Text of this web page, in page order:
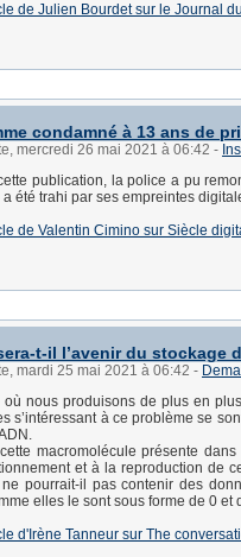
de Julien Bourdet sur le Journal
condamné à 13 ans de
mercredi 26 mai 2021 à 06:42 -
publication, la police a pu
a été trahi par ses empreintes
de Valentin Cimino sur Siècle
t-il l’avenir du stockage
mardi 25 mai 2021 à 06:42 -
où nous produisons de plus en
s’intéressant à ce problème se
macromolécule présente
et à la reproduction de
pourrait-il pas contenir des
elles le sont sous forme de 0
d'Irène Tanneur sur The